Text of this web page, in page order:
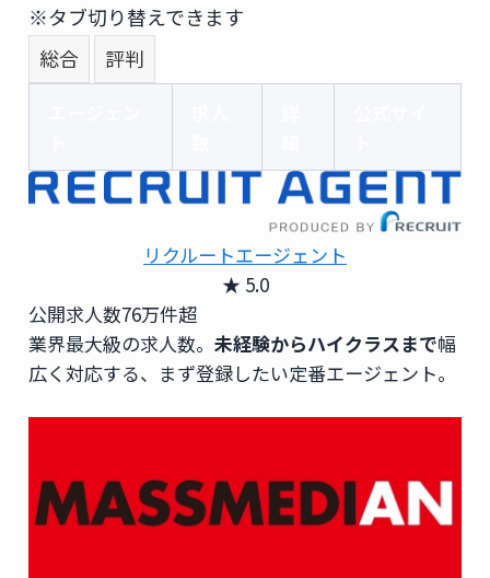
※タブ切り替えできます
総合
評判
リクルートエージェント
★ 5.0
公開求人数76万件超
業界最大級の求人数。 未経験からハイクラスまで幅
広く対応する、まず登録したい定番エージェント。